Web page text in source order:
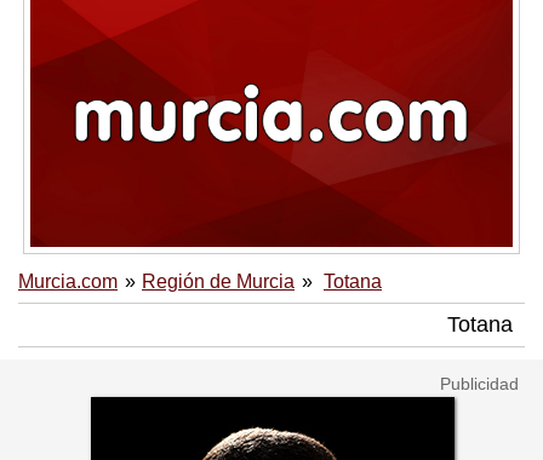
Murcia.com Región de Murcia Totana
Totana